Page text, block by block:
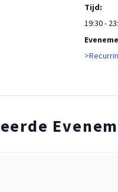
Tijd:
19:30 -